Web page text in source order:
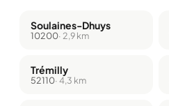
Soulaines-Dhuys
10200· 2,9 km
Trémilly
52110· 4,3 km